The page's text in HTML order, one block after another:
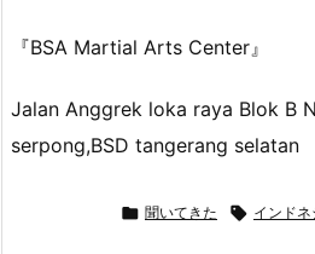
『BSA Martial Arts Center』
Jalan Anggrek loka raya Blok B
serpong,BSD tangerang selatan
 聞いてきた  インドネ